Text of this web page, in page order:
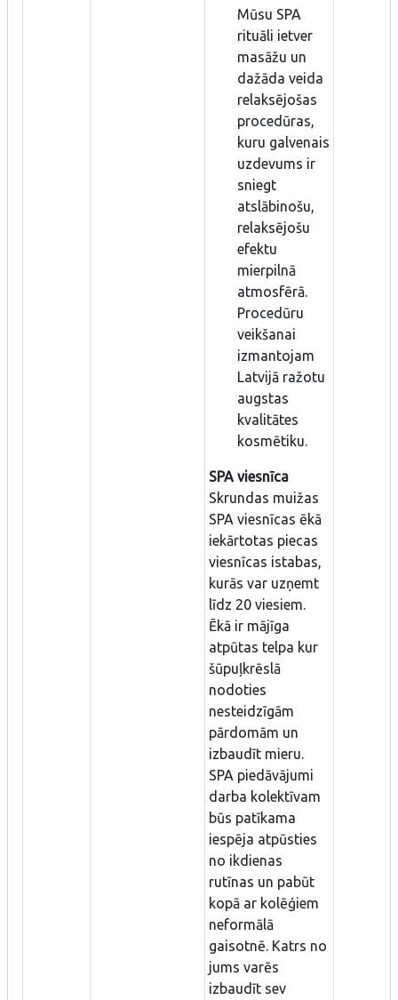
Mūsu SPA
rituāli ietver
masāžu un
dažāda veida
relaksējošas
procedūras,
kuru galvenais
uzdevums ir
sniegt
atslābinošu,
relaksējošu
efektu
mierpilnā
atmosfērā.
Procedūru
veikšanai
izmantojam
Latvijā ražotu
augstas
kvalitātes
kosmētiku.
SPA viesnīca
Skrundas muižas
SPA viesnīcas ēkā
iekārtotas piecas
viesnīcas istabas,
kurās var uzņemt
līdz 20 viesiem.
Ēkā ir mājīga
atpūtas telpa kur
šūpuļkrēslā
nodoties
nesteidzīgām
pārdomām un
izbaudīt mieru.
SPA piedāvājumi
darba kolektīvam
būs patīkama
iespēja atpūsties
no ikdienas
rutīnas un pabūt
kopā ar kolēģiem
neformālā
gaisotnē. Katrs no
jums varēs
izbaudīt sev